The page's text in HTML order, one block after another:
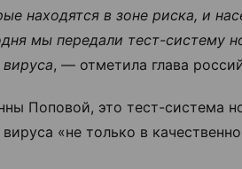
находятся в зоне риска, и
мы передали тест-систему
, — отметила глава
Поповой, это тест-система
«не только в